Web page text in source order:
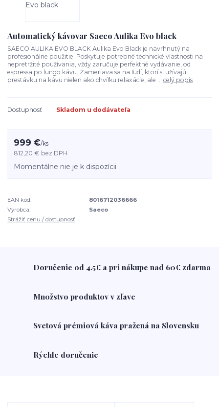
Automatický kávovar Saeco Aulika Evo black
SAECO AULIKA EVO BLACK Aulika Evo Black je navrhnutý na
profesionálne použitie. Poskytuje potrebné technické vlastnosti na
nepretržité používania, vždy zaručuje perfektné vydávanie, od
espressa po lungo kávu. Zameriava sa na ľudí, ktorí si užívajú
prestávku na kávu nielen ako chvíľku relaxácie, ale ... celý popis
Dostupnosť Skladom u dodávateľa
999 €/ks
812,20 € bez DPH
Momentálne nie je k dispozícii
EAN kód:
8016712036666
Výrobca:
Saeco
Strážiť cenu / dostupnosť
Doručenie od 4.5€ a pri nákupe nad 60€ zdarma
Množstvo produktov v zľave
Svetová prémiová káva pražená na Slovensku
Rýchle doručenie